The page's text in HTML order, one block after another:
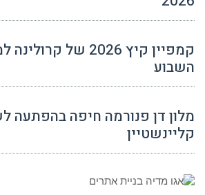
קמפיין קיץ 2026 של
השבוע
מלון דן פנורמה חיפה בהפתעה
קליינשטיין